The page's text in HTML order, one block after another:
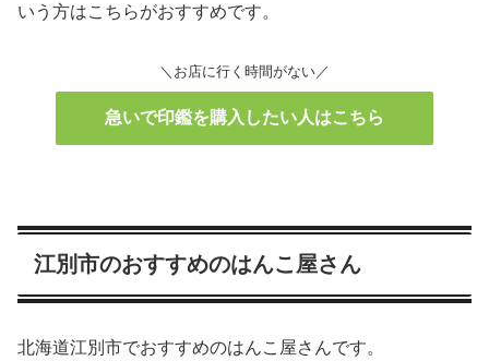
いう方はこちらがおすすめです。
＼お店に行く時間がない／
急いで印鑑を購入したい人はこちら
江別市のおすすめのはんこ屋さん
北海道江別市でおすすめのはんこ屋さんです。